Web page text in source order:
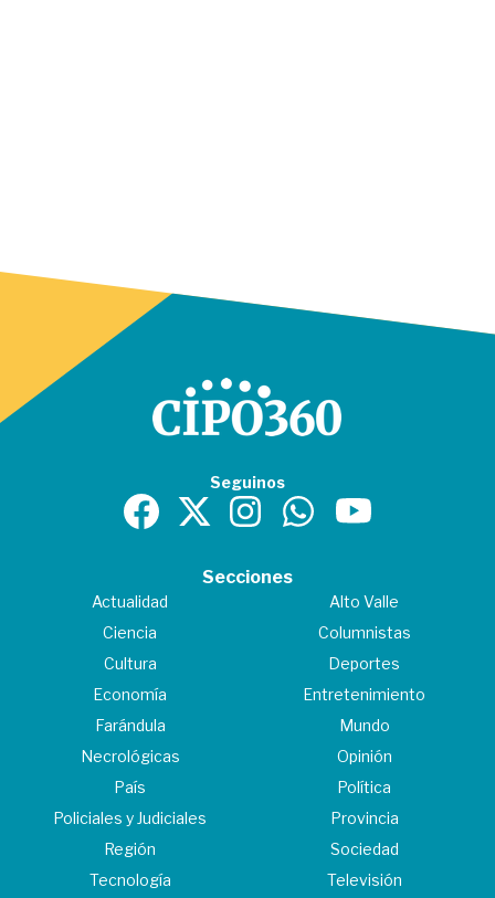
Seguinos
Secciones
Actualidad
Alto Valle
Ciencia
Columnistas
Cultura
Deportes
Economía
Entretenimiento
Farándula
Mundo
Necrológicas
Opinión
País
Política
Policiales y Judiciales
Provincia
Región
Sociedad
Tecnología
Televisión